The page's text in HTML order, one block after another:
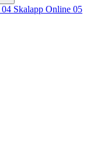
04 Skalapp Online 05